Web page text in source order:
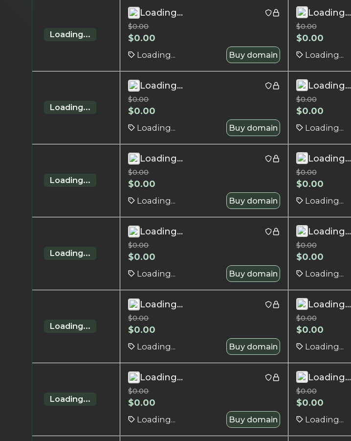
Loading...
Loading...
$0.00
$0.00
Loading... Buy domain
Loading...
$0.00
$0.00
Loading...
Loading...
Loading...
$0.00
$0.00
Loading... Buy domain
Loading...
$0.00
$0.00
Loading...
Loading...
Loading...
$0.00
$0.00
Loading... Buy domain
Loading...
$0.00
$0.00
Loading...
Loading...
Loading...
$0.00
$0.00
Loading... Buy domain
Loading...
$0.00
$0.00
Loading...
Loading...
Loading...
$0.00
$0.00
Loading... Buy domain
Loading...
$0.00
$0.00
Loading...
Loading...
Loading...
$0.00
$0.00
Loading... Buy domain
Loading...
$0.00
$0.00
Loading...